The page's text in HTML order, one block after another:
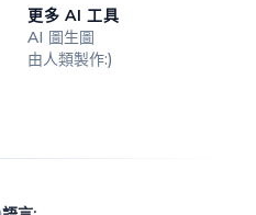
更多 AI 工具
AI 圖生圖
由人類製作:)